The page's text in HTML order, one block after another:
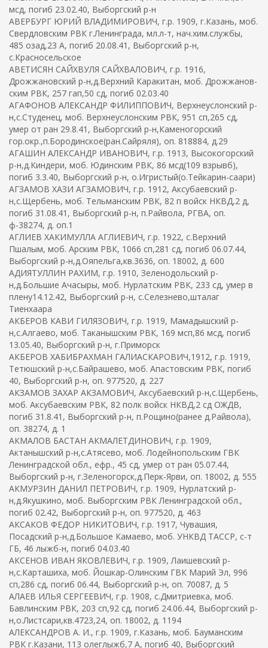
мсд, погиб 23.02.40, Выборгский р-н
АВЕРБУРГ ЮРИЙ ВЛАДИМИРОВИЧ, г.р. 1909, г.Казань, моб.
Свердловским РВК г.Ленинграда, мл.л-т, нач.хим.службы,
485 озад,23 А, погиб 20.08.41, Выборгский р-н,
с.Красносельское
АВЕТИСЯН САЙХВУЛЯ САЙХВАЛОВИЧ, г.р. 1916,
Дрожжановский р-н,д.Верхний Каракитан, моб. Дрожжанов-
ским РВК, 257 гап,50 сд, погиб 02.03.40
АГАФОНОВ АЛЕКСАНДР ФИЛИППОВИЧ, Верхнеуслонский р-
н,с.Студенец, моб. Верхнеуслонским РВК, 951 сп,265 сд,
умер от ран 29.8.41, Выборгский р-н,Каменогорский
гор.окр.,п.Бородинское(ран.Сайряля), оп. 818884, д.29
АГАШИН АЛЕКСАНДР ИВАНОВИЧ, г.р. 1913, Высокогорский
р-н,д.Киндери, моб. Юдинским РВК, 86 мсд(109 взрывб),
погиб 3.3.40, Выборгский р-н, о.Игристый(о.Тейкарин-саари)
АГЗАМОВ ХАЗИ АГЗАМОВИЧ, г.р. 1912, Аксубаевский р-
н,с.Щербень, моб. Тельманским РВК, 82 п войск НКВД,2 д,
погиб 31.08.41, Выборгский р-н, п.Райвола, РГВА, оп.
ф-38274, д. оп.1
АГЛИЕВ ХАКИМУЛЛА АГЛИЕВИЧ, г.р. 1922, с.Верхний
Пшалым, моб. Арским РВК, 1066 сп,281 сд, погиб 06.07.44,
Выборгский р-н,д.Ояпельга,кв.3636, оп. 18002, д. 600
АДИЯТУЛЛИН РАХИМ, г.р. 1910, Зеленодольский р-
н,д.Большие Ачасыры, моб. Нурлатским РВК, 233 сд, умер в
плену14.12.42, Выборгский р-н, с.Селезнево,шталаг
Тиенхаара
АКБЕРОВ КАВИ ГИЛЯЗОВИЧ, г.р. 1919, Мамадышский р-
н,с.Алгаево, моб. Таканышским РВК, 169 мсп,86 мсд, погиб
13.05.40, Выборгский р-н, г.Приморск
АКБЕРОВ ХАБИБРАХМАН ГАЛИАСКАРОВИЧ,1912, г.р. 1919,
Тетюшский р-н,с.Байрашево, моб. Апастовским РВК, погиб
40, Выборгский р-н, оп. 977520, д. 227
АКЗАМОВ ЗАХАР АКЗАМОВИЧ, Аксубаевский р-н,с.Щербень,
моб. Аксубаевским РВК, 82 полк войск НКВД,2 сд ОЖДВ,
погиб 31.8.41, Выборгский р-н, п.Рощино(ранее д.Райвола),
оп. 38274, д. 1
АКМАЛОВ БАСТАН АКМАЛЕТДИНОВИЧ, г.р. 1909,
Актанышский р-н,с.Атясево, моб. Лодейнопольским ГВК
Ленинградской обл., ефр., 45 сд, умер от ран 05.07.44,
Выборгский р-н, г.Зеленогорск,д.Перк-Ярви, оп. 18002, д. 555
АКМУРЗИН ДАНИЛ ПЕТРОВИЧ, г.р. 1909, Нурлатский р-
н,д.Якушкино, моб. Выборгским РВК Ленинградской обл.,
погиб 02.42, Выборгский р-н, оп. 977520, д. 463
АКСАКОВ ФЕДОР НИКИТОВИЧ, г.р. 1917, Чувашия,
Посадский р-н,д.Большое Камаево, моб. УНКВД ТАССР, с-т
ГБ, 46 лыжб-н, погиб 04.03.40
АКСЕНОВ ИВАН ЯКОВЛЕВИЧ, г.р. 1909, Лаишевский р-
н,с.Карташиха, моб. Йошкар-Олинским ГВК Марий Эл, 996
сп,286 сд, погиб 06.44, Выборгский р-н, оп. 70087, д. 5
АЛАЕВ ИЛЬЯ СЕРГЕЕВИЧ, г.р. 1908, с.Дмитриевка, моб.
Бавлинским РВК, 203 сп,92 сд, погиб 24.06.44, Выборгский р-
н,о.Листсари,кв.4723,24, оп. 18002, д. 1194
АЛЕКСАНДРОВ А. И., г.р. 1909, г.Казань, моб. Бауманским
РВК г.Казани, 113 олеглыжб,7 А, погиб 40, Выборгский